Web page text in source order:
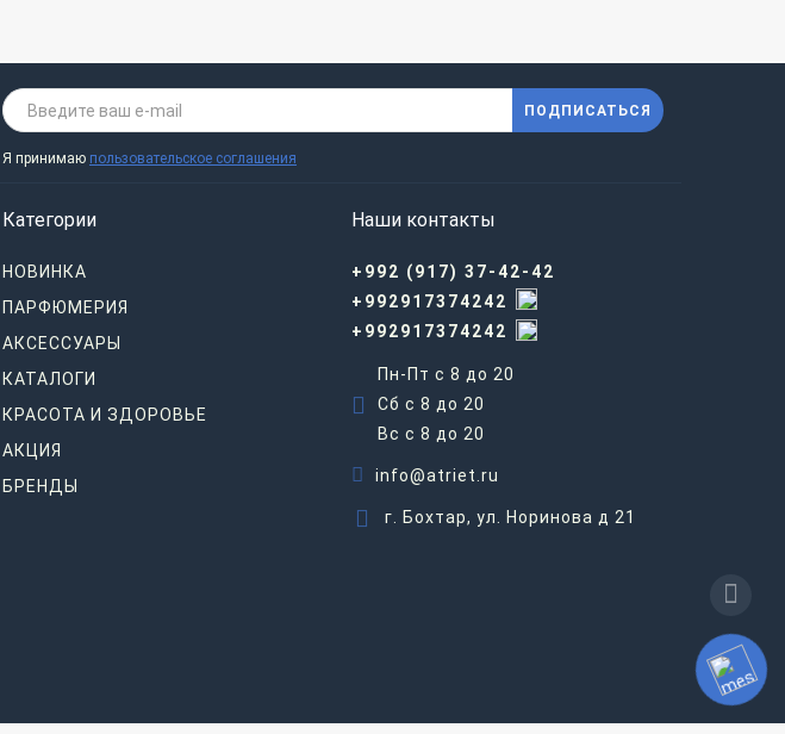
ПОДПИСАТЬСЯ
Я принимаю пользовательское соглашения
Категории
НОВИНКА
ПАРФЮМЕРИЯ
АКСЕССУАРЫ
КАТАЛОГИ
КРАСОТА И ЗДОРОВЬЕ
АКЦИЯ
БРЕНДЫ
Наши контакты
+992 (917) 37-42-42
+992917374242
+992917374242
Пн-Пт с 8 до 20
Сб с 8 до 20
Вс c 8 до 20
info@atriet.ru
г. Бохтар, ул. Норинова д 21